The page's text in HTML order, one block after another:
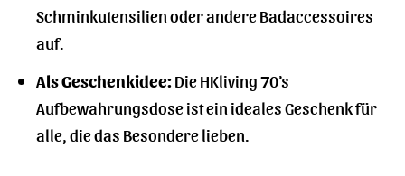
Schminkutensilien oder andere Badaccessoires
auf.
Als Geschenkidee:Die HKliving 70’s
Aufbewahrungsdose ist ein ideales Geschenk für
alle, die das Besondere lieben.